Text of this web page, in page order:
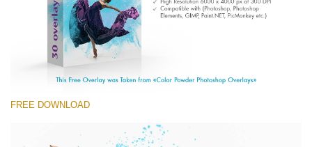
Large 6000*4000px
ดาวน์โหลดฟรี
FREE DOWNLOAD